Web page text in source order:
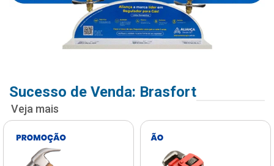
Sucesso de Venda: Brasfort
Veja mais